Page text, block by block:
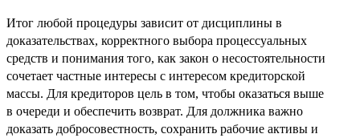
Итог любой процедуры зависит от дисциплины в
доказательствах, корректного выбора процессуальных
средств и понимания того, как закон о несостоятельности
сочетает частные интересы с интересом кредиторской
массы. Для кредиторов цель в том, чтобы оказаться выше
в очереди и обеспечить возврат. Для должника важно
доказать добросовестность, сохранить рабочие активы и